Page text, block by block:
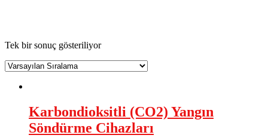
Tek bir sonuç gösteriliyor
Karbondioksitli (CO2) Yangın
Söndürme Cihazları